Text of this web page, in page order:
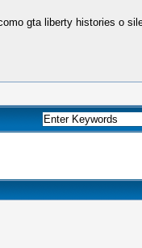
gta liberty histories o